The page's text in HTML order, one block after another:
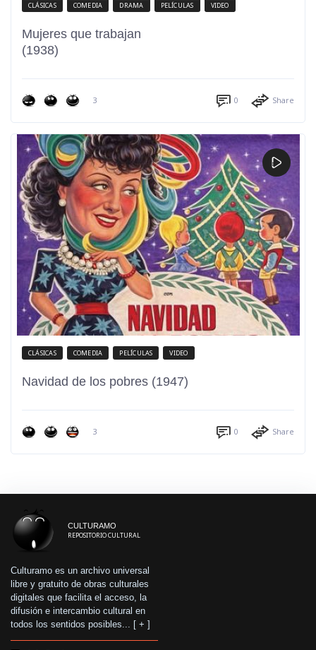
CLÁSICAS COMEDIA DRAMA PELÍCULAS VIDEO
Mujeres que trabajan
(1938)
3 0 Share
CLÁSICAS COMEDIA PELÍCULAS VIDEO
Navidad de los pobres (1947)
3 0 Share
CULTURAMO
REPOSITORIO CULTURAL
Culturamo es un archivo universal
libre y gratuito de obras culturales
digitales que facilita el acceso, la
difusión e intercambio cultural en
todos los sentidos posibles... [ + ]